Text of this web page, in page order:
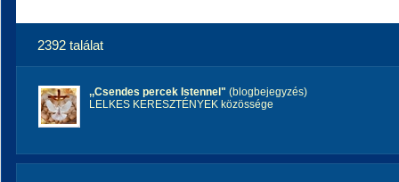
2392 találat
,,Csendes percek Istennel" (blogbejegyzés)
LELKES KERESZTÉNYEK közössége